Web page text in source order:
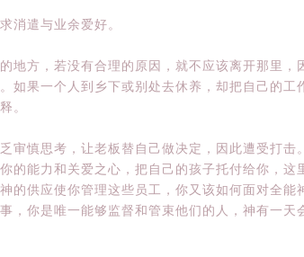
消遣与业余爱好。
地方，若没有合理的原因，就不应该离开那里，
如果一个人到乡下或别处去休养，却把自己的工
。
审慎思考，让老板替自己做决定，因此遭受打击
的能力和关爱之心，把自己的孩子托付给你，这
的供应使你管理这些员工，你又该如何面对全能
，你是唯一能够监督和管束他们的人，神有一天